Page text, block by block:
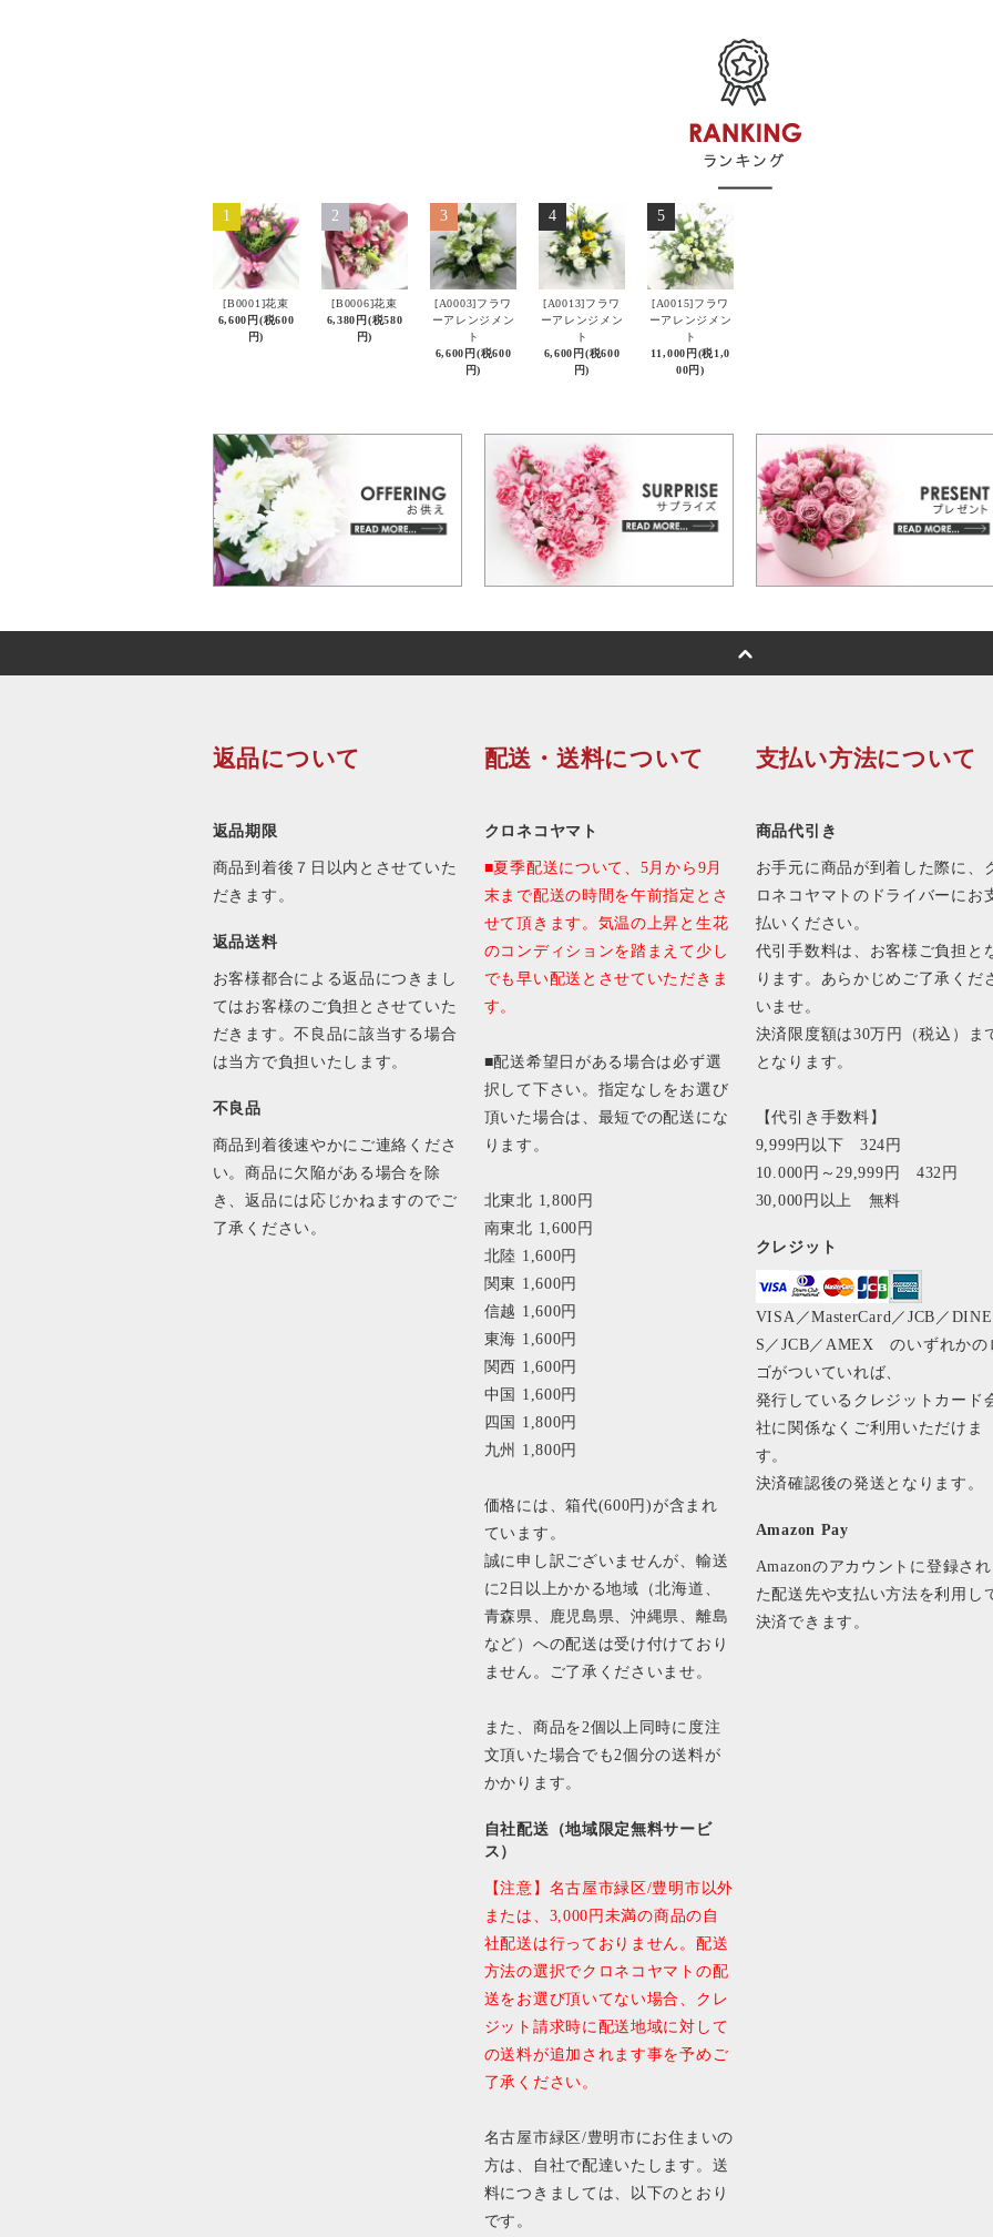
1
[B0001]花束
6,600円(税600
円)
2
[B0006]花束
6,380円(税580
円)
3
[A0003]フラワ
ーアレンジメン
ト
6,600円(税600
円)
4
[A0013]フラワ
ーアレンジメン
ト
6,600円(税600
円)
5
[A0015]フラワ
ーアレンジメン
ト
11,000円(税1,0
00円)
返品について
返品期限
商品到着後７日以内とさせていた
だきます。
返品送料
お客様都合による返品につきまし
てはお客様のご負担とさせていた
だきます。不良品に該当する場合
は当方で負担いたします。
不良品
商品到着後速やかにご連絡くださ
い。商品に欠陥がある場合を除
き、返品には応じかねますのでご
了承ください。
配送・送料について
クロネコヤマト
■夏季配送について、5月から9月
末まで配送の時間を午前指定とさ
せて頂きます。気温の上昇と生花
のコンディションを踏まえて少し
でも早い配送とさせていただきま
す。
■配送希望日がある場合は必ず選
択して下さい。指定なしをお選び
頂いた場合は、最短での配送にな
ります。
北東北 1,800円
南東北 1,600円
北陸 1,600円
関東 1,600円
信越 1,600円
東海 1,600円
関西 1,600円
中国 1,600円
四国 1,800円
九州 1,800円
価格には、箱代(600円)が含まれ
ています。
誠に申し訳ございませんが、輸送
に2日以上かかる地域（北海道、
青森県、鹿児島県、沖縄県、離島
など）への配送は受け付けており
ません。ご了承くださいませ。
また、商品を2個以上同時に度注
文頂いた場合でも2個分の送料が
かかります。
自社配送（地域限定無料サービ
ス）
【注意】名古屋市緑区/豊明市以外
または、3,000円未満の商品の自
社配送は行っておりません。配送
方法の選択でクロネコヤマトの配
送をお選び頂いてない場合、クレ
ジット請求時に配送地域に対して
の送料が追加されます事を予めご
了承ください。
名古屋市緑区/豊明市にお住まいの
方は、自社で配達いたします。送
料につきましては、以下のとおり
です。
支払い方法について
商品代引き
お手元に商品が到着した際に、
ロネコヤマトのドライバーにお
払いください。
代引手数料は、お客様ご負担と
ります。あらかじめご了承くだ
いませ。
決済限度額は30万円（税込）ま
となります。
【代引き手数料】
9,999円以下 324円
10.000円～29,999円 432円
30,000円以上 無料
クレジット
VISA／MasterCard／JCB／
S／JCB／AMEX のいずれかの
ゴがついていれば、
発行しているクレジットカード
社に関係なくご利用いただけま
す。
決済確認後の発送となります。
Amazon Pay
Amazonのアカウントに登録され
た配送先や支払い方法を利用し
決済できます。